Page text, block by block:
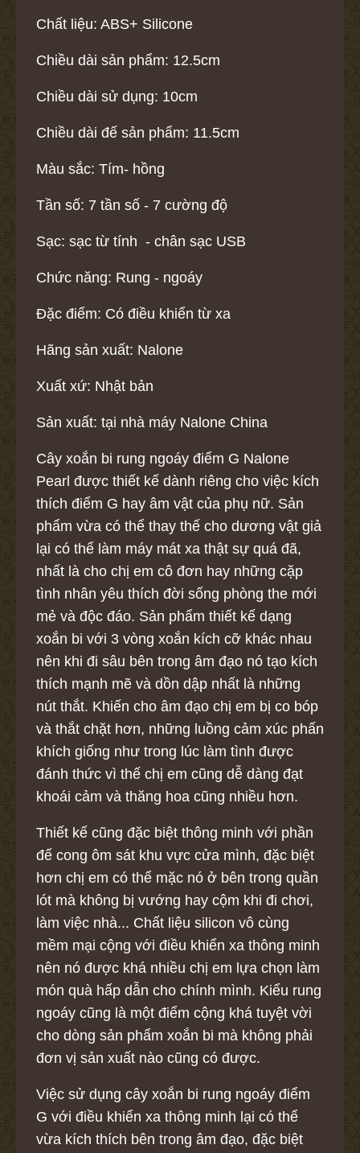
Chất liệu: ABS+ Silicone
Chiều dài sản phẩm: 12.5cm
Chiều dài sử dụng: 10cm
Chiều dài đế sản phẩm: 11.5cm
Màu sắc: Tím- hồng
Tần số: 7 tần số - 7 cường độ
Sạc: sạc từ tính - chân sạc USB
Chức năng: Rung - ngoáy
Đặc điểm: Có điều khiển từ xa
Hãng sản xuất: Nalone
Xuất xứ: Nhật bản
Sản xuất: tại nhà máy Nalone China
Cây xoắn bi rung ngoáy điểm G Nalone
Pearl được thiết kế dành riêng cho việc kích
thích điểm G hay âm vật của phụ nữ. Sản
phẩm vừa có thể thay thế cho dương vật giả
lại có thể làm máy mát xa thật sự quá đã,
nhất là cho chị em cô đơn hay những cặp
tình nhân yêu thích đời sống phòng the mới
mẻ và độc đáo. Sản phẩm thiết kế dạng
xoắn bi với 3 vòng xoắn kích cỡ khác nhau
nên khi đi sâu bên trong âm đạo nó tạo kích
thích mạnh mẽ và dồn dập nhất là những
nút thắt. Khiến cho âm đạo chị em bị co bóp
và thắt chặt hơn, những luồng cảm xúc phấn
khích giống như trong lúc làm tình được
đánh thức vì thế chị em cũng dễ dàng đạt
khoái cảm và thăng hoa cũng nhiều hơn.
Thiết kế cũng đặc biệt thông minh với phần
đế cong ôm sát khu vực cửa mình, đặc biệt
hơn chị em có thể mặc nó ở bên trong quần
lót mà không bị vướng hay cộm khi đi chơi,
làm việc nhà... Chất liệu silicon vô cùng
mềm mại cộng với điều khiển xa thông minh
nên nó được khá nhiều chị em lựa chọn làm
món quà hấp dẫn cho chính mình. Kiểu rung
ngoáy cũng là một điểm cộng khá tuyệt vời
cho dòng sản phẩm xoắn bi mà không phải
đơn vị sản xuất nào cũng có được.
Việc sử dụng cây xoắn bi rung ngoáy điểm
G với điều khiển xa thông minh lại có thể
vừa kích thích bên trong âm đạo, đặc biệt